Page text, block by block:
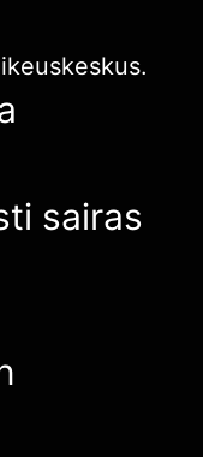
sairas